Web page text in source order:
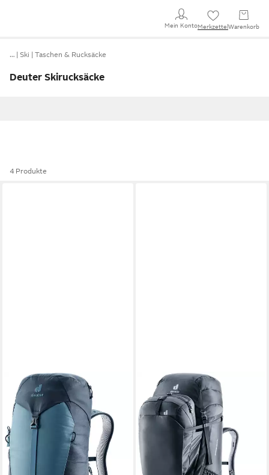
Mein KontoMerkzettel Warenkorb
… Ski Taschen & Rucksäcke
Deuter Skirucksäcke
4 Produkte